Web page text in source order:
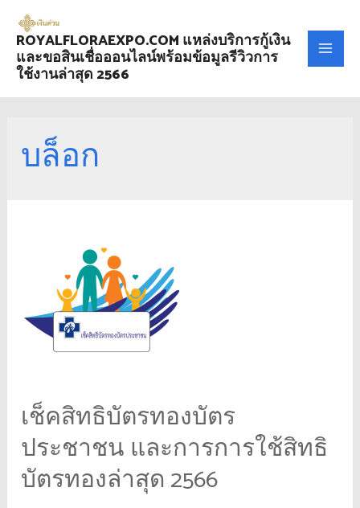
ROYALFLORAEXPO.COM แหล่งบริการกู้เงิน
และขอสินเชื่อออนไลน์พร้อมข้อมูลรีวิวการ
ใช้งานล่าสุด 2566
บล็อก
เช็คสิทธิบัตรทองบัตร
ประชาชน และการการใช้สิทธิ
บัตรทองล่าสุด 2566